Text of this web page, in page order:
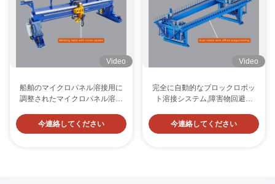
Video
船舶のマイクロパネル溶接用に
調整されたマイクロパネル溶接
用の柔軟性を提供します
今連絡してください
Video
完全に自動的なブロックロボッ
ト溶接システム,障害物回避イ
めのマルチロボットの同期
今連絡してください